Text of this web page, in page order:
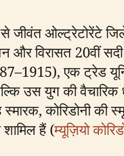
से जीवंत ओल्ट्रेटोरेंटे
और विरासत 20वीं
एक ट्रेड
उस युग की
कोरिडोनी की
हैं (म्यूज़ियो